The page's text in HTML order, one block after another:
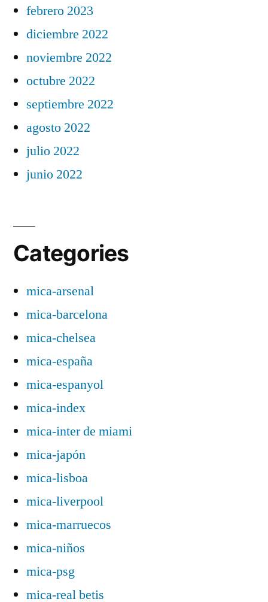
febrero 2023
diciembre 2022
noviembre 2022
octubre 2022
septiembre 2022
agosto 2022
julio 2022
junio 2022
Categories
mica-arsenal
mica-barcelona
mica-chelsea
mica-españa
mica-espanyol
mica-index
mica-inter de miami
mica-japón
mica-lisboa
mica-liverpool
mica-marruecos
mica-niños
mica-psg
mica-real betis